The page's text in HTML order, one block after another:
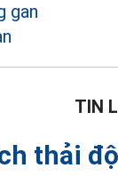
gan
TIN
thải